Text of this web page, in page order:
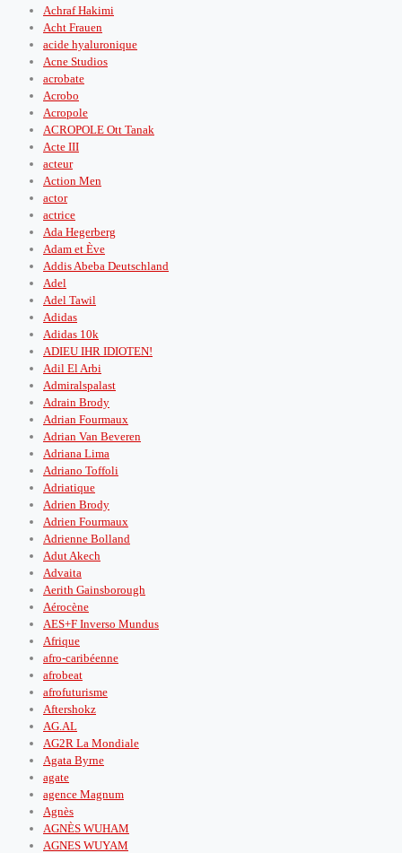
Achraf Hakimi
Acht Frauen
acide hyaluronique
Acne Studios
acrobate
Acrobo
Acropole
ACROPOLE Ott Tanak
Acte III
acteur
Action Men
actor
actrice
Ada Hegerberg
Adam et Ève
Addis Abeba Deutschland
Adel
Adel Tawil
Adidas
Adidas 10k
ADIEU IHR IDIOTEN!
Adil El Arbi
Admiralspalast
Adrain Brody
Adrian Fourmaux
Adrian Van Beveren
Adriana Lima
Adriano Toffoli
Adriatique
Adrien Brody
Adrien Fourmaux
Adrienne Bolland
Adut Akech
Advaita
Aerith Gainsborough
Aérocène
AES+F Inverso Mundus
Afrique
afro-caribéenne
afrobeat
afrofuturisme
Aftershokz
AG.AL
AG2R La Mondiale
Agata Byrne
agate
agence Magnum
Agnès
AGNÈS WUHAM
AGNES WUYAM